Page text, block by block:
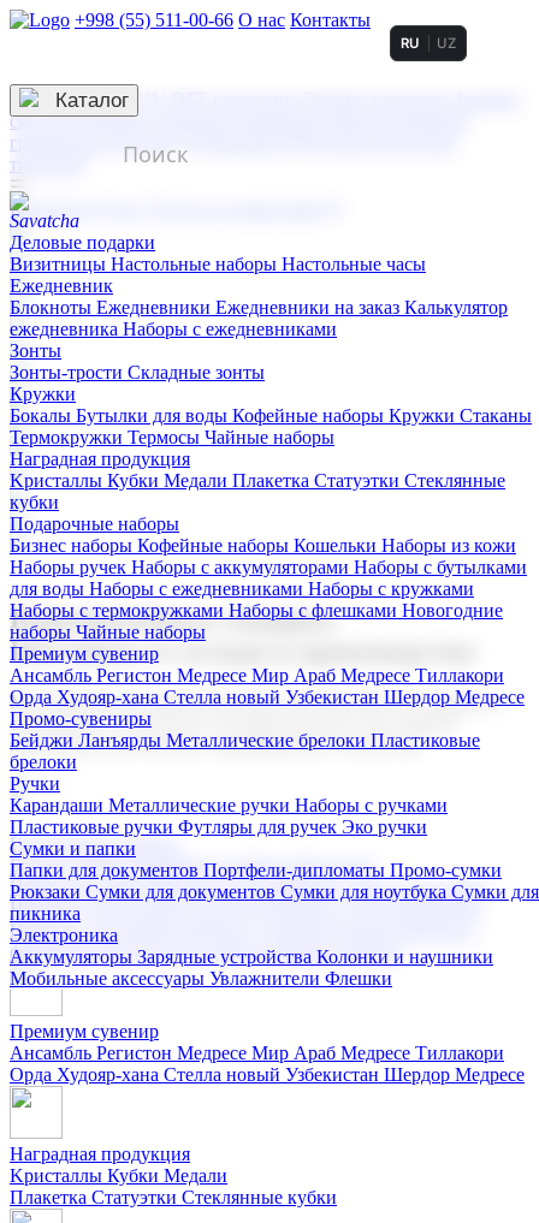
+998 (55) 511-00-66 О нас Контакты
3D гравировка
смолой (Doming)
гравировка твердая
тиснение
RU UZ
☰
Контакты
Каталог
Деловые подарки
Визитницы Настольные наборы Настольные часы
Ежедневник
Блокноты Ежедневники Ежедневники на заказ Калькулятор
ежедневника Наборы с ежедневниками
Зонты
Зонты-трости Складные зонты
Кружки
Бокалы Бутылки для воды Кофейные наборы Кружки Стаканы
Термокружки Термосы Чайные наборы
Наградная продукция
Kристаллы Кубки Медали Плакетка Статуэтки Стеклянные
кубки
Подарочные наборы
Бизнес наборы Кофейные наборы Кошельки Наборы из кожи
Наборы ручек Наборы с аккумуляторами Наборы с бутылками
для воды Наборы с ежедневниками Наборы с кружками
Наборы с термокружками Наборы с флешками Новогодние
наборы Чайные наборы
Премиум сувенир
Ансамбль Регистон Медресе Мир Араб Медресе Тиллакори
Орда Худояр-хана Стелла новый Узбекистан Шердор Медресе
Промо-сувениры
Бейджи Ланъярды Металлические брелоки Пластиковые
брелоки
Ручки
Карандаши Металлические ручки Наборы с ручками
Пластиковые ручки Футляры для ручек Эко ручки
Сумки и папки
Папки для документов Портфели-дипломаты Промо-сумки
Рюкзаки Сумки для документов Сумки для ноутбука Сумки для
пикника
Электроника
Аккумуляторы Зарядные устройства Колонки и наушники
Мобильные аксессуары Увлажнители Флешки
Корпоративные подарки
Поставка со склада и производство
Мы предлагаем широкий выбор корпоративных подарков и
сувениров с логотипом. В нашем каталоге вы найдете
продукцию для бизнеса, мероприятия и клиентов.
Подарочные наборы
Бизнес наборыКофейные наборы Кошельки
Наборы из кожиНаборы ручекНаборы с аккумуляторами
Наборы с бутылками для воды
Наборы с ежедневниками
Наборы с кружками
флешкамиНовогодние наборыЧайные наборы
Премиум сувенир
Ансамбль Регистон Медресе Мир Араб Медресе Тиллакори
Орда Худояр-хана Стелла новый Узбекистан Шердор Медресе
Наградная продукция
Kристаллы Кубки Медали
Плакетка Статуэтки Стеклянные кубки